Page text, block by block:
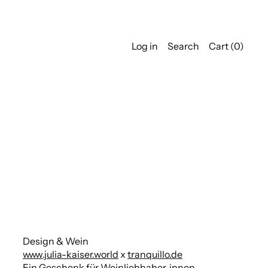
Log in Search Cart (0)
Design & Wein
www.julia-kaiser.world x tranquillo.de